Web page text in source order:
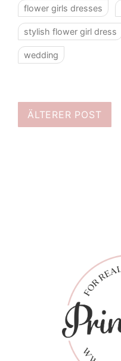
flower girls dresses
stylish flower girl dress
wedding
ÄLTERER POST